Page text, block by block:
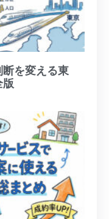
を変える東
版